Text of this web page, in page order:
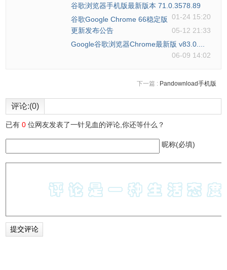
谷歌浏览器手机版最新版本 71.0.3578.89
01-24 15:20
谷歌Google Chrome 66稳定版
更新发布公告
05-12 21:33
Google谷歌浏览器Chrome最新版 v83.0....
06-09 14:02
下一篇 : Pandownload手机版
评论:(0)
已有0 位网友发表了一针见血的评论,你还等什么？
昵称(必填)